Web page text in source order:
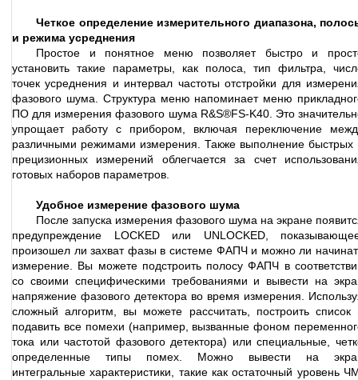
Четкое определение измерительного диапазона,
и режима усреднения
Простое и понятное меню позволяет быстро и
установить такие параметры, как полоса, тип фильтра,
точек усреднения и интервал частоты отстройки для
фазового шума. Структура меню напоминает меню
ПО для измерения фазового шума R&S®FS-K40. Это
упрощает работу с прибором, включая переключение
различными режимами измерения. Также выполнение быстрых
прецизионных измерений облегчается за счет
готовых наборов параметров.
Удобное измерение фазового шума
После запуска измерения фазового шума на экране
предупреждение LOCKED или UNLOCKED,
произошел ли захват фазы в системе ФАПЧ и можно ли
измерение. Вы можете подстроить полосу ФАПЧ в
со своими специфическими требованиями и вывести на
напряжение фазового детектора во время измерения.
сложный алгоритм, вы можете рассчитать, построить список
подавить все помехи (например, вызванные фоном
тока или частотой фазового детектора) или специальные,
определенные типы помех. Можно вывести на
интегральные характеристики, такие как остаточный уровень